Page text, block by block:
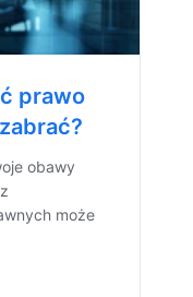
prawo
obawy
może